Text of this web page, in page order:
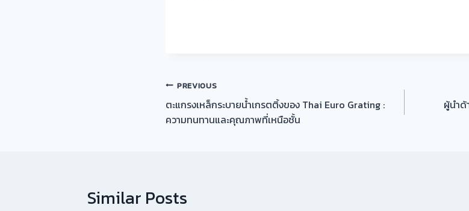
แนะแนว
เรื่อง
PREVIOUS
ตะแกรงเหล็กระบายน้ำเกรตติ้งของ Thai Euro Grating :
ความทนทานและคุณภาพที่เหนือชั้น
ผู้นำด้
Similar Posts